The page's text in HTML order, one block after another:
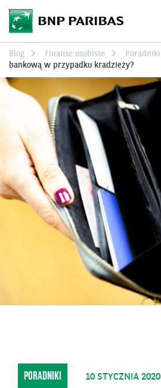
Blog Finanse osobiste Poradniki
bankową w przypadku kradzieży?
PORADNIKI 10 STYCZNIA 2020